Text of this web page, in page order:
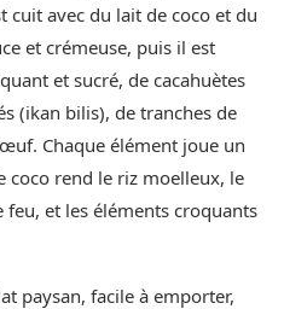
cuit avec du lait de coco et du
et crémeuse, puis il est
et sucré, de cacahuètes
(ikan bilis), de tranches de
Chaque élément joue un
coco rend le riz moelleux, le
feu, et les éléments croquants
paysan, facile à emporter,